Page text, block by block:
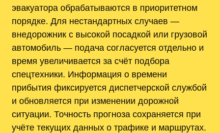
эвакуатора обрабатываются в приоритетном
порядке. Для нестандартных случаев —
внедорожник с высокой посадкой или грузовой
автомобиль — подача согласуется отдельно и
время увеличивается за счёт подбора
спецтехники. Информация о времени
прибытия фиксируется диспетчерской службой
и обновляется при изменении дорожной
ситуации. Точность прогноза сохраняется при
учёте текущих данных о трафике и маршрутах.